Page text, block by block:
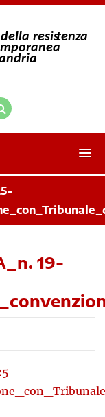
19-